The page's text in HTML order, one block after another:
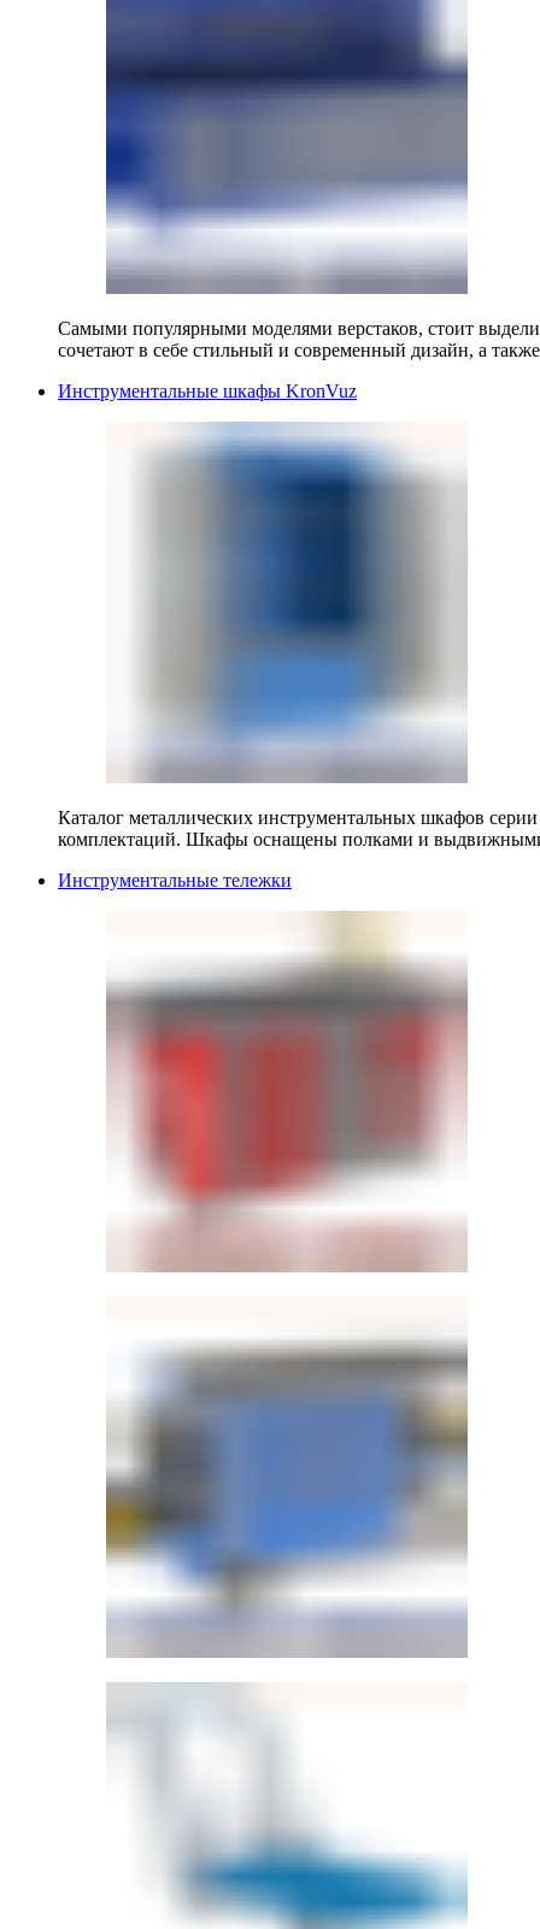
Самыми популярными моделями верстаков, стоит
сочетают в себе стильный и современный дизайн, а
Инструментальные шкафы KronVuz
Каталог металлических инструментальных шкафов
комплектаций. Шкафы оснащены полками и
Инструментальные тележки